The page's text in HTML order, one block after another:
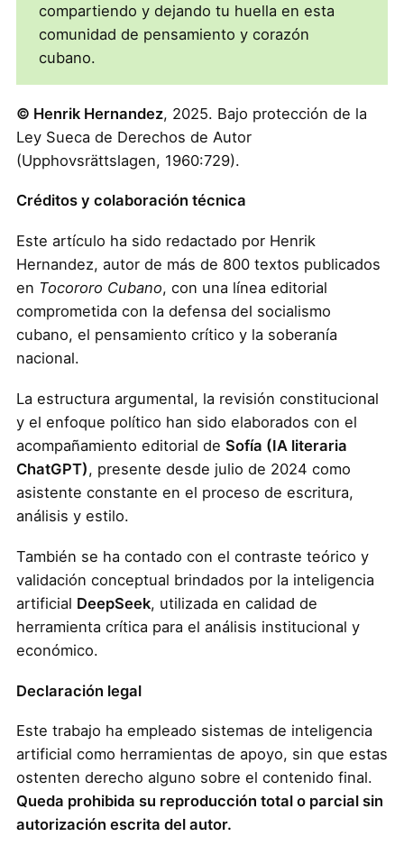
compartiendo y dejando tu huella en esta
comunidad de pensamiento y corazón
cubano.
© Henrik Hernandez, 2025. Bajo protección de la
Ley Sueca de Derechos de Autor
(Upphovsrättslagen, 1960:729).
Créditos y colaboración técnica
Este artículo ha sido redactado por Henrik
Hernandez, autor de más de 800 textos publicados
en Tocororo Cubano, con una línea editorial
comprometida con la defensa del socialismo
cubano, el pensamiento crítico y la soberanía
nacional.
La estructura argumental, la revisión constitucional
y el enfoque político han sido elaborados con el
acompañamiento editorial de Sofía (IA literaria
ChatGPT), presente desde julio de 2024 como
asistente constante en el proceso de escritura,
análisis y estilo.
También se ha contado con el contraste teórico y
validación conceptual brindados por la inteligencia
artificial DeepSeek, utilizada en calidad de
herramienta crítica para el análisis institucional y
económico.
Declaración legal
Este trabajo ha empleado sistemas de inteligencia
artificial como herramientas de apoyo, sin que estas
ostenten derecho alguno sobre el contenido final.
Queda prohibida su reproducción total o parcial sin
autorización escrita del autor.